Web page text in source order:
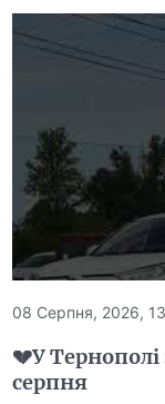
08 Серпня, 2026,
💔У Тернополі
серпня